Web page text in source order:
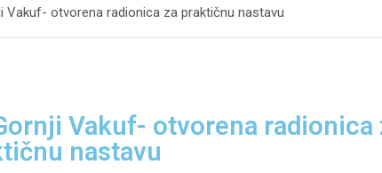
Vakuf- otvorena radionica za praktičnu nastavu
Vakuf- otvorena radionica
nastavu